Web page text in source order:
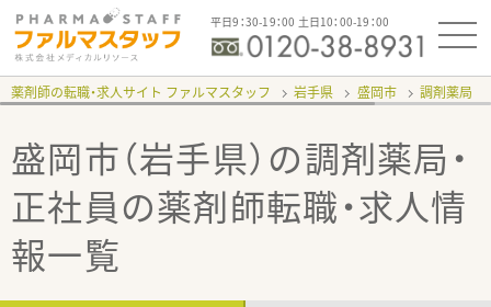
平日9：30-19：00 土日10：00-19：00
薬剤師の転職・求人サイト ファルマスタッフ 岩手県 盛岡市 調剤薬局
盛岡市（岩手県）の調剤薬局・
正社員の薬剤師転職・求人情
報一覧